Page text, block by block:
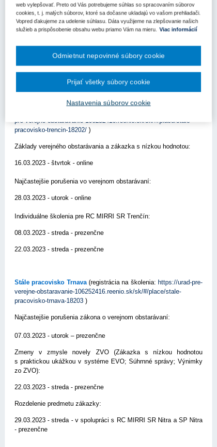
21.03.2023 - utorok - prezenčne
Základy verejného obstarávania a zákazka s nízkou hodnotou:
28.03.2023 - utorok - prezenčne
Individuálne školenia pre RC MIRRI SR Banská Bystrica:
10.03.2023 - piatok - prezenčne
pre-verejne-obstaravanie-106252416.reenio.sk/sk/#/place/stale-
pracovisko-trencin-18202/ )
Základy verejného obstarávania a zákazka s nízkou hodnotou:
16.03.2023 - štvrtok - online
Najčastejšie porušenia vo verejnom obstarávaní:
28.03.2023 - utorok - online
Individuálne školenia pre RC MIRRI SR Trenčín:
08.03.2023 - streda - prezenčne
22.03.2023 - streda - prezenčne
Stále pracovisko Trnava(registrácia na školenia:https://urad-pre-
verejne-obstaravanie-106252416.reenio.sk/sk/#/place/stale-
pracovisko-trnava-18203 )
Najčastejšie porušenia zákona o verejnom obstarávaní:
07.03.2023 - utorok – prezenčne
Zmeny v zmysle novely ZVO (Zákazka s nízkou hodnotou
s praktickou ukážkou v systéme EVO; Súhrnné správy; Výnimky
zo ZVO):
22.03.2023 - streda - prezenčne
Rozdelenie predmetu zákazky:
29.03.2023 - streda - v spolupráci s RC MIRRI SR Nitra a SP Nitra
- prezenčne
web vylepšovať. Preto od Vás potrebujeme súhlas so spracovaním súborov
cookies, t. j. malých súborov, ktoré sa dočasne ukladajú vo vašom prehliadači.
Vopred ďakujeme za udelenie súhlasu. Dáta využijeme na zlepšovanie našich
služieb a prispôsobenie obsahu webu priamo Vám na mieru. Viac informácií
Nastavenia súborov cookie
Odmietnut nepovinné súbory cookie
Prijať všetky súbory cookie